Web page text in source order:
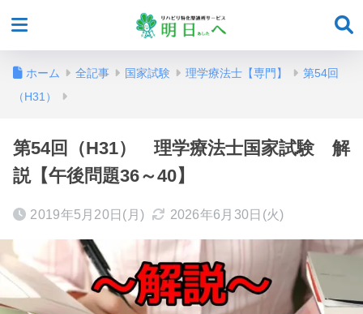
ホーム 全記事 国家試験 理学療法士【専門】
第54回
（H31）
第54回（H31） 理学療法士国家試験 解
説【午後問題36～40】
2019年5月20日(月) 2026年6月30日(火)